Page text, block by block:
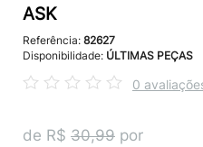
ASK
Referência: 82627
Disponibilidade: ÚLTIMAS PEÇAS
0
de R$ 30,99 por